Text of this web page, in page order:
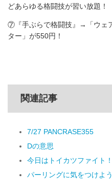
どあらゆる格闘技が習い放題！
⑦『手ぶらで格闘技』→「ウェ
ター」が550円！
関連記事
7/27 PANCRASE355
Dの意思
今日はトイカツファイト！
パーリングに気をつけよう